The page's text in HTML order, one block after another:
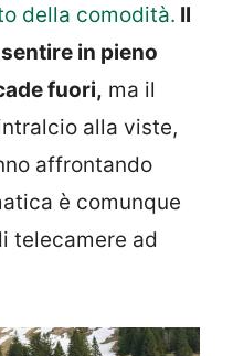
della comodità. Il
in pieno
fuori, ma il
alla viste,
affrontando
è comunque
telecamere ad